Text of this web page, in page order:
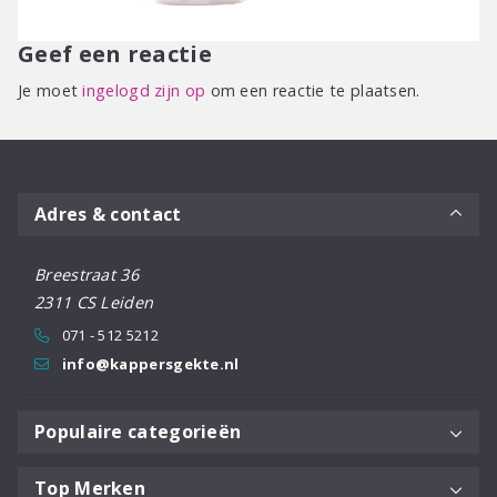
Geef een reactie
Je moetingelogd zijn op om een reactie te plaatsen.
Adres & contact
Breestraat 36
2311 CS Leiden
071 - 512 5212
info@kappersgekte.nl
Populaire categorieën
Top Merken